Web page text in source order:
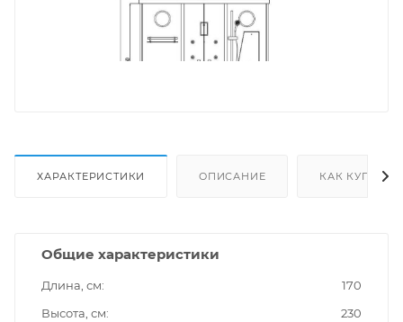
ХАРАКТЕРИСТИКИ ОПИСАНИЕ КАК КУПИТЬ
Общие характеристики
Длина, см
170
Высота, см
230